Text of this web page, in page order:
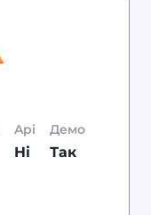
Api
Hi
Демо
Так